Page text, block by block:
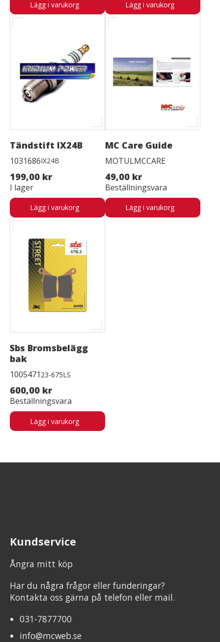
Lägg i varukorg Lägg i varukorg
Tändstift IX24B
1031686IX24B
199,00 kr
I lager
Lägg i varukorg
MC Care Guide
MOTULMCCARE
49,00 kr
Beställningsvara
Lägg i varukorg
Sbs Bromsbelägg
bak
1005471 23-675LS
600,00 kr
Beställningsvara
Lägg i varukorg
Kundservice
Ångra mitt köp
Har du några frågor eller funderingar?
Kontakta oss gärna på telefon eller mail.
031-7877700
info@mcweb.se